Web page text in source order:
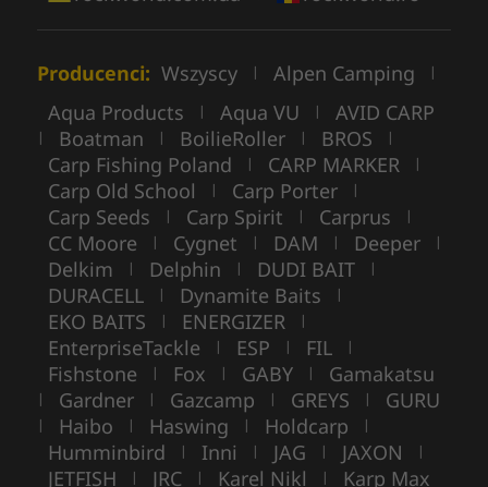
Producenci: Wszyscy | Alpen Camping |
Aqua Products | Aqua VU | AVID CARP
| Boatman | BoilieRoller | BROS |
Carp Fishing Poland | CARP MARKER |
Carp Old School | Carp Porter |
Carp Seeds | Carp Spirit | Carprus |
CC Moore | Cygnet | DAM | Deeper |
Delkim | Delphin | DUDI BAIT |
DURACELL | Dynamite Baits |
EKO BAITS | ENERGIZER |
EnterpriseTackle | ESP | FIL |
Fishstone | Fox | GABY | Gamakatsu
| Gardner | Gazcamp | GREYS | GURU
| Haibo | Haswing | Holdcarp |
Humminbird | Inni | JAG | JAXON |
JETFISH | JRC | Karel Nikl | Karp Max